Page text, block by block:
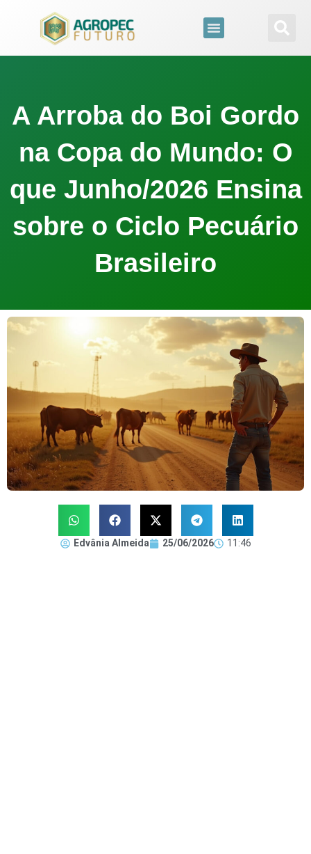
conteúdo
A Arroba do Boi Gordo
na Copa do Mundo: O
que Junho/2026 Ensina
sobre o Ciclo Pecuário
Brasileiro
Edvânia Almeida 25/06/2026 11:46